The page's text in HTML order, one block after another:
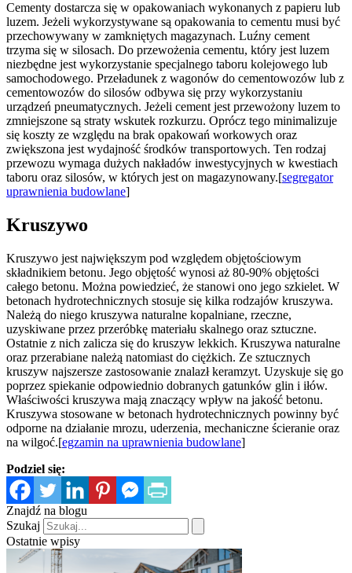
Cementy dostarcza się w opakowaniach wykonanych z papieru lub
luzem. Jeżeli wykorzystywane są opakowania to cementu musi być
przechowywany w zamkniętych magazynach. Luźny cement
trzyma się w silosach. Do przewożenia cementu, który jest luzem
niezbędne jest wykorzystanie specjalnego taboru kolejowego lub
samochodowego. Przeładunek z wagonów do cementowozów lub z
cementowozów do silosów odbywa się przy wykorzystaniu
urządzeń pneumatycznych. Jeżeli cement jest przewożony luzem to
zmniejszone są straty wskutek rozkurzu. Oprócz tego minimalizuje
się koszty ze względu na brak opakowań workowych oraz
zwiększona jest wydajność środków transportowych. Ten rodzaj
przewozu wymaga dużych nakładów inwestycyjnych w kwestiach
taboru oraz silosów, w których jest on magazynowany.[segregator
uprawnienia budowlane]
Kruszywo
Kruszywo jest największym pod względem objętościowym
składnikiem betonu. Jego objętość wynosi aż 80-90% objętości
całego betonu. Można powiedzieć, że stanowi ono jego szkielet. W
betonach hydrotechnicznych stosuje się kilka rodzajów kruszywa.
Należą do niego kruszywa naturalne kopalniane, rzeczne,
uzyskiwane przez przeróbkę materiału skalnego oraz sztuczne.
Ostatnie z nich zalicza się do kruszyw lekkich. Kruszywa naturalne
oraz przerabiane należą natomiast do ciężkich. Ze sztucznych
kruszyw najszersze zastosowanie znalazł keramzyt. Uzyskuje się go
poprzez spiekanie odpowiednio dobranych gatunków glin i iłów.
Właściwości kruszywa mają znaczący wpływ na jakość betonu.
Kruszywa stosowane w betonach hydrotechnicznych powinny być
odporne na działanie mrozu, uderzenia, mechaniczne ścieranie oraz
na wilgoć.[egzamin na uprawnienia budowlane]
Podziel się:
Znajdź na blogu
Szukaj
Ostatnie wpisy